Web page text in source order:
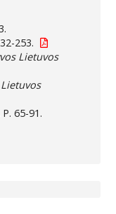
253.
Lietuvos
65-91.